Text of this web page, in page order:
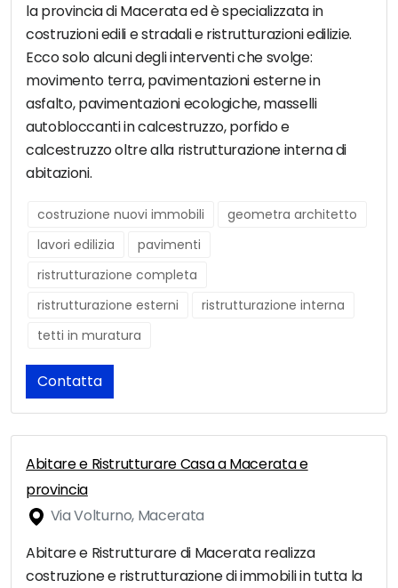
la provincia di Macerata ed è specializzata in
costruzioni edili e stradali e ristrutturazioni edilizie.
Ecco solo alcuni degli interventi che svolge:
movimento terra, pavimentazioni esterne in
asfalto, pavimentazioni ecologiche, masselli
autobloccanti in calcestruzzo, porfido e
calcestruzzo oltre alla ristrutturazione interna di
abitazioni.
costruzione nuovi immobili
geometra architetto
lavori edilizia
pavimenti
ristrutturazione completa
ristrutturazione esterni
ristrutturazione interna
tetti in muratura
Contatta
Abitare e Ristrutturare Casa a Macerata e
provincia
Via Volturno, Macerata
Abitare e Ristrutturare di Macerata realizza
costruzione e ristrutturazione di immobili in tutta la